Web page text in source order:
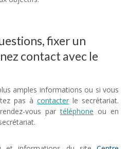
fixer un
contact avec le
amples informations ou si vous
pas à contacter le secrétariat.
vous partéléphone ou en